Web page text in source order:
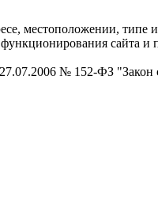
местоположении, типе
сайта и
27.07.2006 № 152-ФЗ